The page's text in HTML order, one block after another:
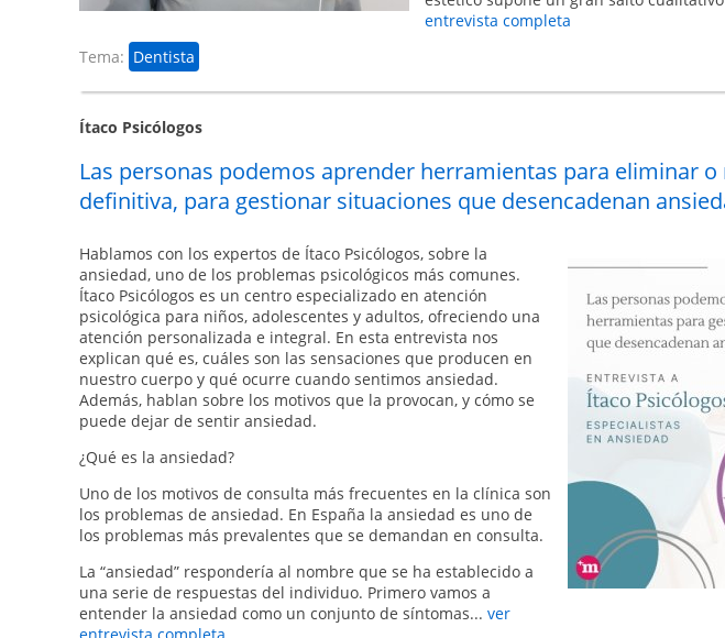
entrevista completa
Tema: Dentista
Ítaco Psicólogos
Las personas podemos aprender herramientas para eliminar o
definitiva, para gestionar situaciones que desencadenan
Hablamos con los expertos de Ítaco Psicólogos, sobre la
ansiedad, uno de los problemas psicológicos más comunes.
Ítaco Psicólogos es un centro especializado en atención
psicológica para niños, adolescentes y adultos, ofreciendo una
atención personalizada e integral. En esta entrevista nos
explican qué es, cuáles son las sensaciones que producen en
nuestro cuerpo y qué ocurre cuando sentimos ansiedad.
Además, hablan sobre los motivos que la provocan, y cómo se
puede dejar de sentir ansiedad.
¿Qué es la ansiedad?
Uno de los motivos de consulta más frecuentes en la clínica son
los problemas de ansiedad. En España la ansiedad es uno de
los problemas más prevalentes que se demandan en consulta.
La “ansiedad” respondería al nombre que se ha establecido a
una serie de respuestas del individuo. Primero vamos a
entender la ansiedad como un conjunto de síntomas... ver